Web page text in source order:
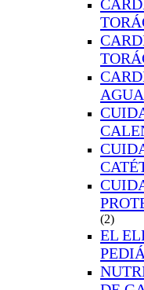
AGUA
(2)
EL